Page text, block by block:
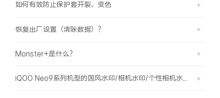
如何有效防止保护套开裂、变色
恢复出厂设置（清除数据）？
Monster+是什么？